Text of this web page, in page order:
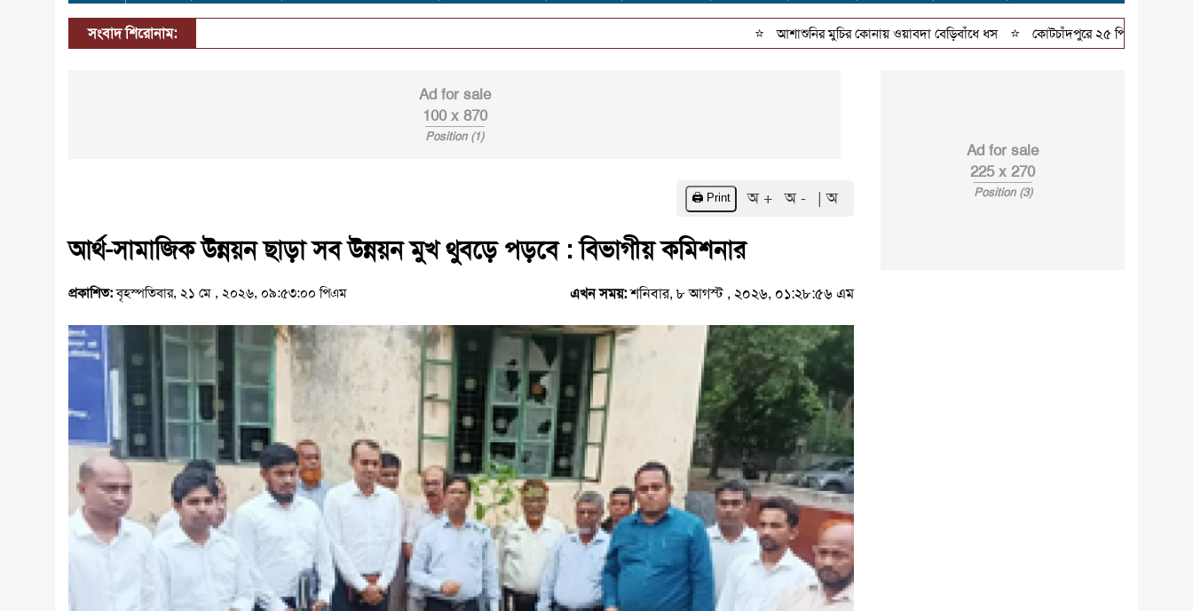
সংবাদ শিরোনাম: আশাশুনির মুচির কোনায় ওয়াবদা বেড়িবাঁধে ধস ⭐ কোটচাঁদপুরে ২৫ পিস ইয়াবাসহ যুবক আটক
Ad for sale
100 x 870
Position (1)
🖨️ Print অ + অ - | অ
আর্থ-সামাজিক উন্নয়ন ছাড়া সব উন্নয়ন মুখ থুবড়ে পড়বে : বিভাগীয় কমিশনার
প্রকাশিত:বৃহস্পতিবার, ২১ মে , ২০২৬, ০৯:৫৩:০০ পিএম এখন সময়:শনিবার, ৮ আগস্ট , ২০২৬, ০১:২৮:৫৬ এম
Ad for sale
225 x 270
Position (3)